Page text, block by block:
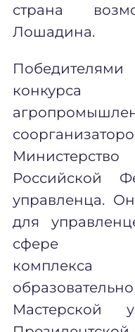
страна
Лошадина.
Министерство
Российской
управленца.
для
сфере
Мастерской